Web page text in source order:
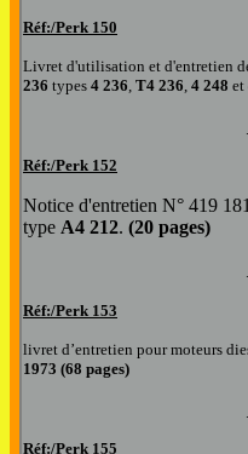
Réf:/Perk 150
Livret d'utilisation et d'entretien
236 types 4 236, T4 236, 4 248 et
Réf:/Perk 152
Notice d'entretien N° 419
type A4 212. (20 pages)
Réf:/Perk 153
livret d’entretien pour moteurs
1973 (68 pages)
Réf:/Perk 155